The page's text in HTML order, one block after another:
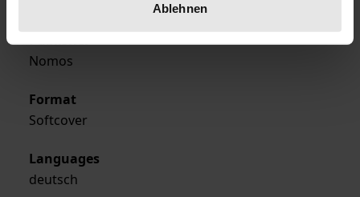
Ablehnen
Publisher
Nomos
Format
Softcover
Languages
deutsch